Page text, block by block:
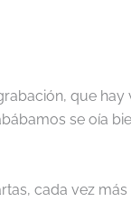
que hay
se oía
cada vez más